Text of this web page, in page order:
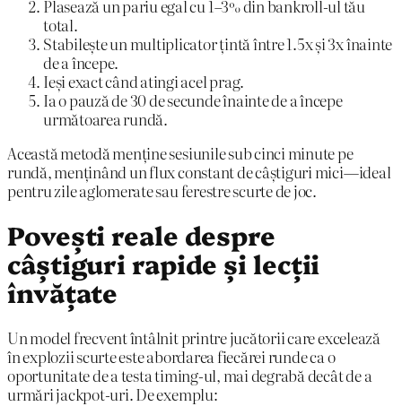
Plasează un pariu egal cu 1–3% din bankroll-ul tău
total.
Stabilește un multiplicator țintă între 1.5x și 3x înainte
de a începe.
Ieși exact când atingi acel prag.
Ia o pauză de 30 de secunde înainte de a începe
următoarea rundă.
Această metodă menține sesiunile sub cinci minute pe
rundă, menținând un flux constant de câștiguri mici—ideal
pentru zile aglomerate sau ferestre scurte de joc.
Povești reale despre
câștiguri rapide și lecții
învățate
Un model frecvent întâlnit printre jucătorii care excelează
în explozii scurte este abordarea fiecărei runde ca o
oportunitate de a testa timing-ul, mai degrabă decât de a
urmări jackpot-uri. De exemplu: